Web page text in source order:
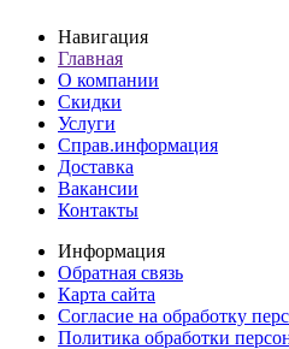
Навигация
Главная
О компании
Скидки
Услуги
Справ.информация
Доставка
Вакансии
Контакты
Информация
Обратная связь
Карта сайта
Согласие на обработку
Политика обработки